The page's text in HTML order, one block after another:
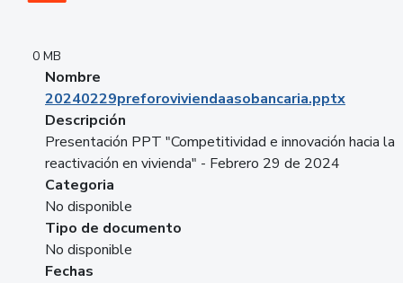
0 MB
Nombre
20240229preforoviviendaasobancaria.pptx
Descripción
Presentación PPT "Competitividad e innovación hacia la
reactivación en vivienda" - Febrero 29 de 2024
Categoria
No disponible
Tipo de documento
No disponible
Fechas